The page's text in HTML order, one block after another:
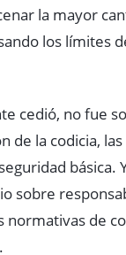
la mayor
los límites
cedió, no fue
de la codicia,
básica.
sobre
normativas de